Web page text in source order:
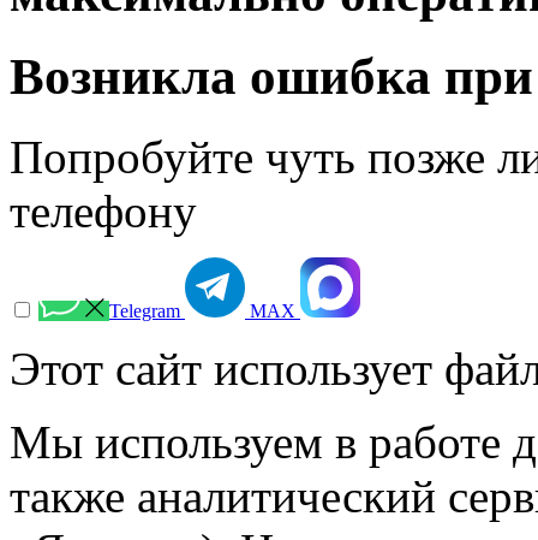
Возникла ошибка при
Попробуйте чуть позже
телефону
Telegram МАХ
Этот сайт использует
Мы используем в работе
также аналитический